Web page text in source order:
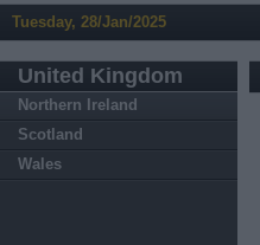
Tuesday, 28/Jan/2025
United Kingdom
Northern Ireland
Scotland
Wales